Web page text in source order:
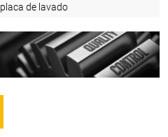
placa de lavado